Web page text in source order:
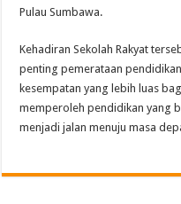
Pulau Sumbawa.
Kehadiran Sekolah Rakyat
penting pemerataan
kesempatan yang lebih luas
memperoleh pendidikan yang
menjadi jalan menuju masa